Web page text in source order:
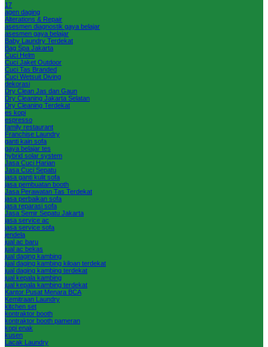
17
agen daging
Alterations & Repair
asesmen diagnostik gaya belajar
asesmen gaya belajar
Baby Laundry Terdekat
Bag Spa Jakarta
Cuci Helm
Cuci Jaket Outdoor
Cuci Tas Branded
Cuci Wetsuit Diving
dekorasi
Dry Clean Jas dan Gaun
Dry Cleaning Jakarta Selatan
Dry Cleaning Terdekat
es kopi
espresso
family restaurant
Franchise Laundry
ganti kain sofa
gaya belajar tes
hybrid solar system
Jasa Cuci Harian
Jasa Cuci Sepatu
jasa ganti kulit sofa
jasa pembuatan booth
Jasa Perawatan Tas Terdekat
jasa perbaikan sofa
jasa reparasi sofa
Jasa Semir Sepatu Jakarta
jasa service ac
jasa service sofa
jendela
jual ac baru
jual ac bekas
jual daging kambing
jual daging kambing kiloan terdekat
jual daging kambing terdekat
jual kepala kambing
jual kepala kambing terdekat
Kantor Pusat Menara BCA
Kemitraan Laundry
kitchen set
kontraktor booth
kontraktor booth pameran
kopi enak
kusen
Lacak Laundry